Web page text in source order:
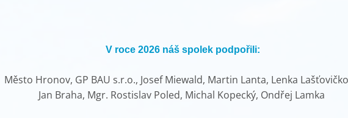
V roce 2026 náš spolek podpořili:
Město Hronov, GP BAU s.r.o., Josef Miewald, Martin Lanta, Lenka
Jan Braha, Mgr. Rostislav Poled, Michal Kopecký, Ondřej Lamka